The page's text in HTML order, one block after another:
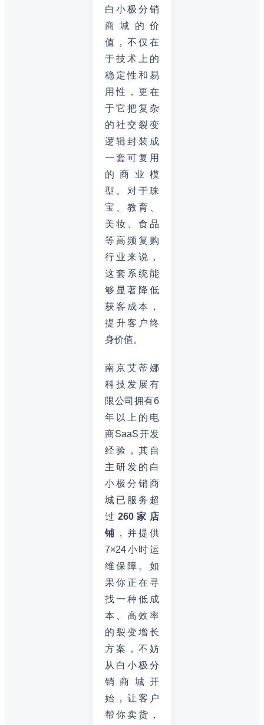
白小极分销
商城的价
值，不仅在
于技术上的
稳定性和易
用性，更在
于它把复杂
的社交裂变
逻辑封装成
一套可复用
的商业模
型。对于珠
宝、教育、
美妆、食品
等高频复购
行业来说，
这套系统能
够显著降低
获客成本，
提升客户终
身价值。
南京艾蒂娜
科技发展有
限公司拥有6
年以上的电
商SaaS开发
经验，其自
主研发的白
小极分销商
城已服务超
过 260家店
铺 ，并提供
7×24小时运
维保障。如
果你正在寻
找一种低成
本、高效率
的裂变增长
方案，不妨
从白小极分
销商城开
始，让客户
帮你卖货，